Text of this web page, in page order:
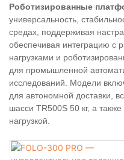
Роботизированные
универсальность,
средах, поддерживая
обеспечивая интеграцию с
нагрузками и
для промышленной
исследований. Модели
для автономной доставки,
шасси TR500S 50 кг, а
нагрузкой.